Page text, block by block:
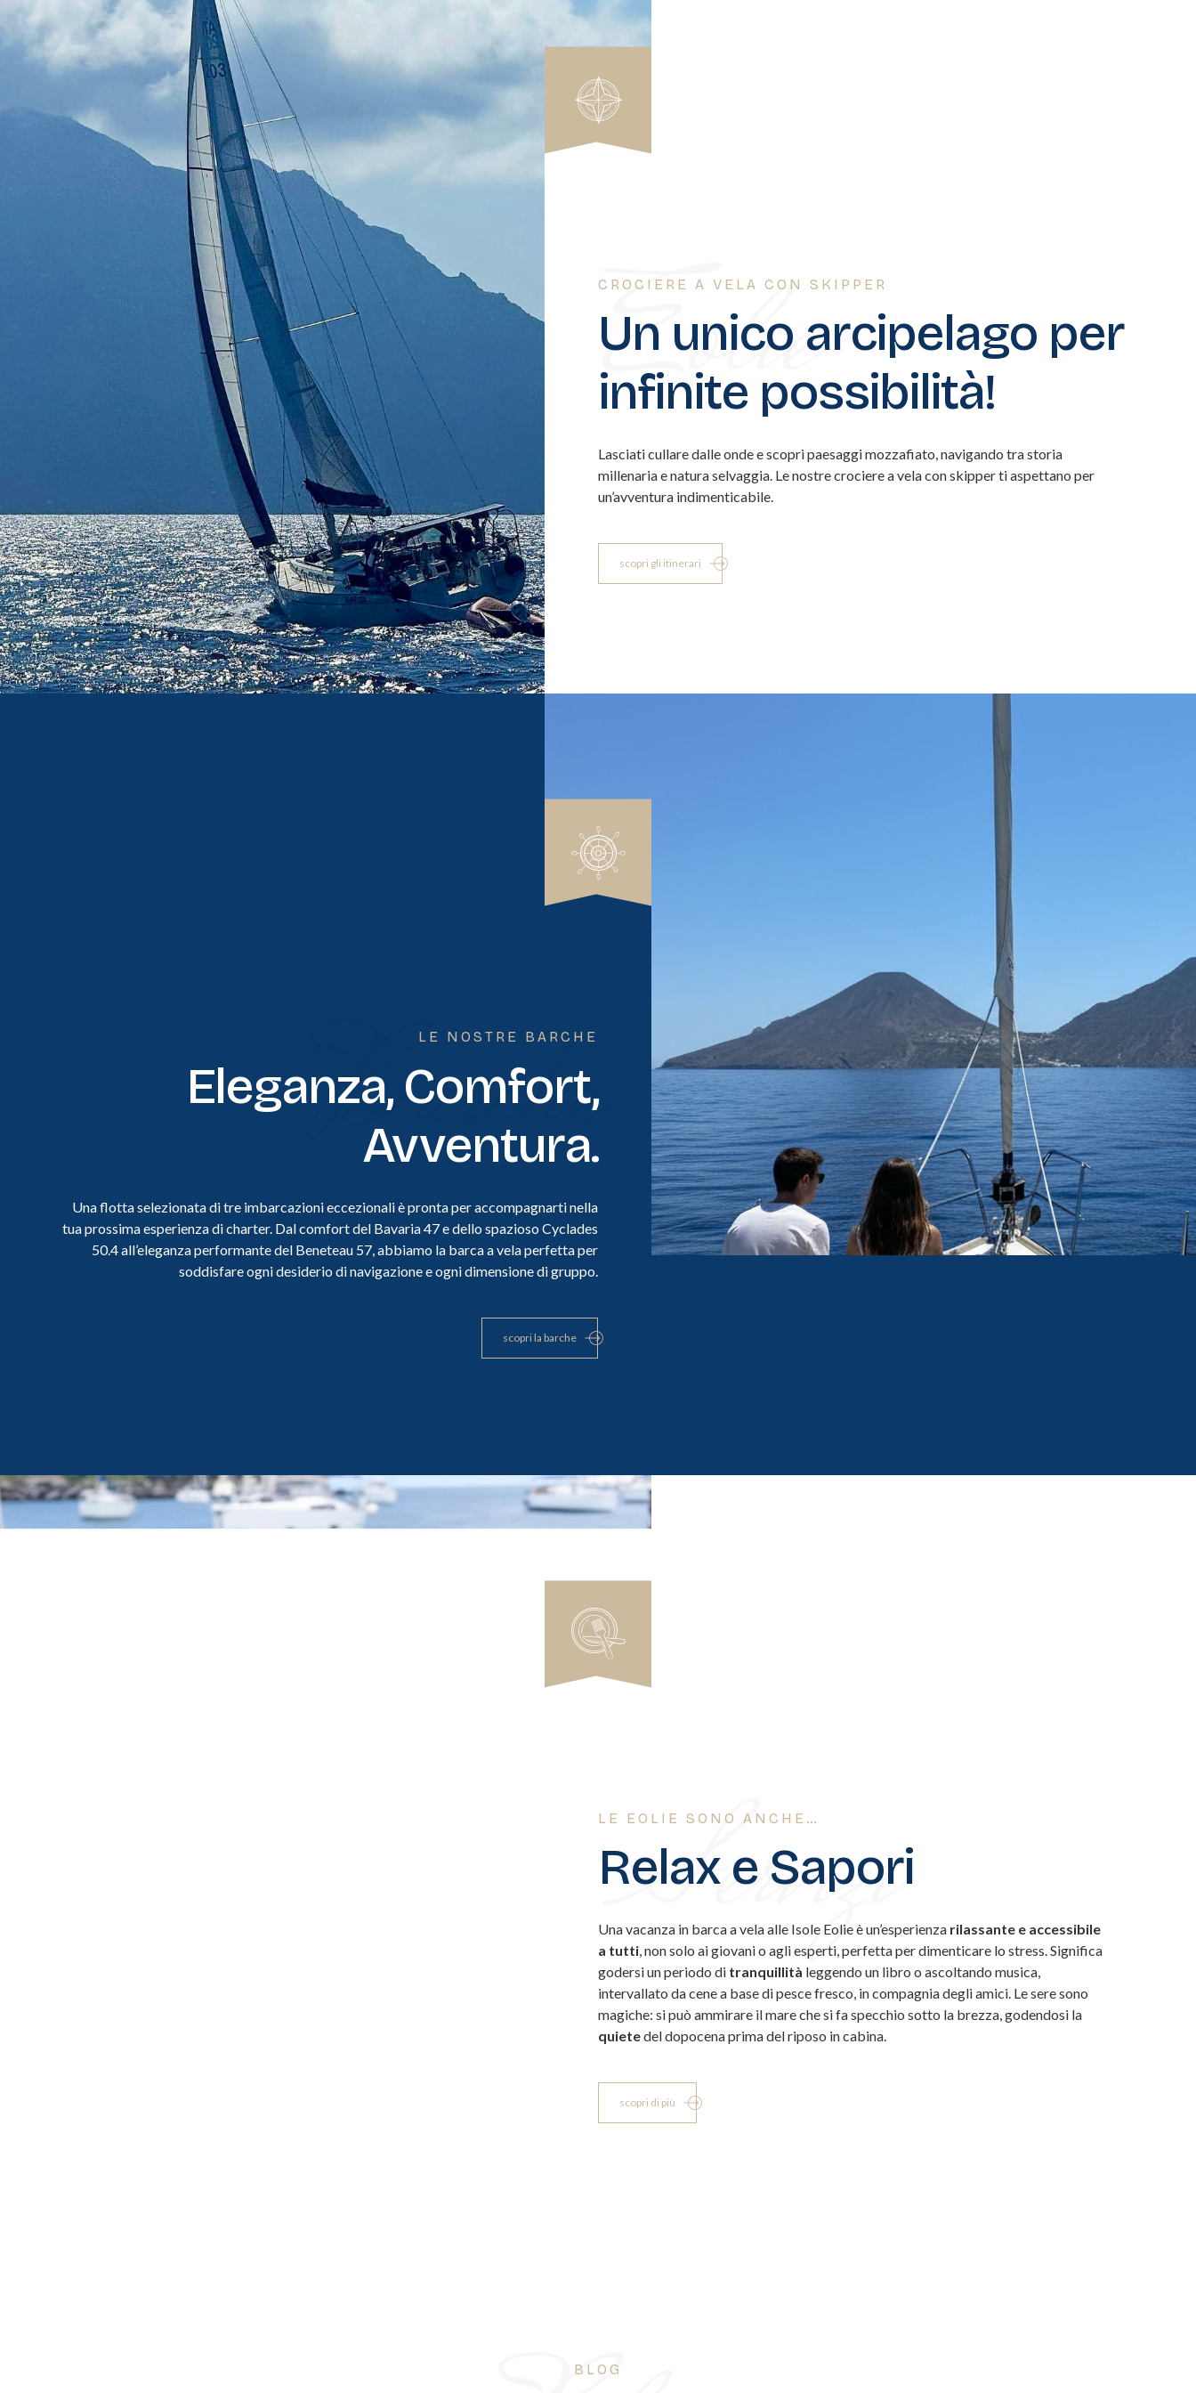
Eolie
CROCIERE A VELA CON SKIPPER
Un unico arcipelago per
infinite possibilità!
Lasciati cullare dalle onde e scopri paesaggi mozzafiato, navigando tra storia
millenaria e natura selvaggia. Le nostre crociere a vela con skipper ti aspettano per
un’avventura indimenticabile.
scopri gli itinerari
Barche
LE NOSTRE BARCHE
Eleganza, Comfort,
Avventura.
Una flotta selezionata di tre imbarcazioni eccezionali è pronta per accompagnarti nella
tua prossima esperienza di charter. Dal comfort del Bavaria 47 e dello spazioso Cyclades
50.4 all’eleganza performante del Beneteau 57, abbiamo la barca a vela perfetta per
soddisfare ogni desiderio di navigazione e ogni dimensione di gruppo.
scopri la barche
Servizi
LE EOLIE SONO ANCHE…
Relax e Sapori
Una vacanza in barca a vela alle Isole Eolie è un’esperienza rilassante e accessibile
a tutti, non solo ai giovani o agli esperti, perfetta per dimenticare lo stress. Significa
godersi un periodo di tranquillità leggendo un libro o ascoltando musica,
intervallato da cene a base di pesce fresco, in compagnia degli amici. Le sere sono
magiche: si può ammirare il mare che si fa specchio sotto la brezza, godendosi la
quietedel dopocena prima del riposo in cabina.
scopri di più
BLOG